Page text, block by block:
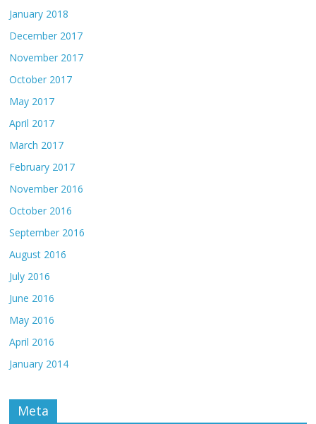
January 2018
December 2017
November 2017
October 2017
May 2017
April 2017
March 2017
February 2017
November 2016
October 2016
September 2016
August 2016
July 2016
June 2016
May 2016
April 2016
January 2014
Meta